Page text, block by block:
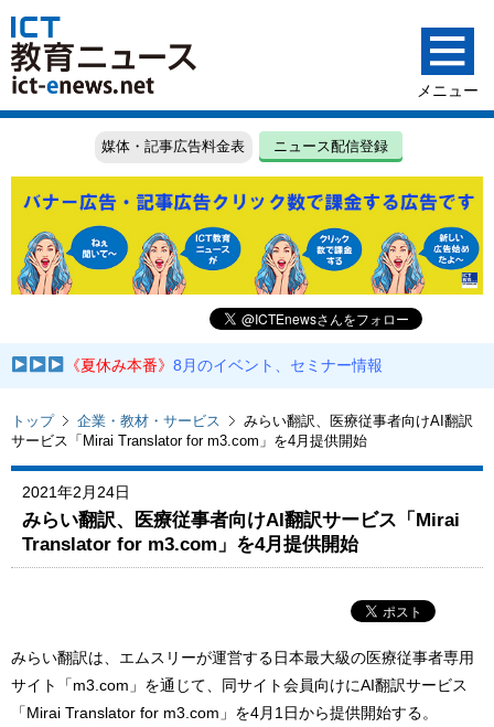
媒体・記事広告料金表 ニュース配信登録
《夏休み本番》8月のイベント、セミナー情報
トップ 企業・教材・サービス
みらい翻訳、医療従事者向けAI翻訳
サービス「Mirai Translator for m3.com」を4月提供開始
2021年2月24日
みらい翻訳、医療従事者向けAI翻訳サービス「Mirai
Translator for m3.com」を4月提供開始
みらい翻訳は、エムスリーが運営する日本最大級の医療従事者専用
サイト「m3.com」を通じて、同サイト会員向けにAI翻訳サービス
「Mirai Translator for m3.com」を4月1日から提供開始する。